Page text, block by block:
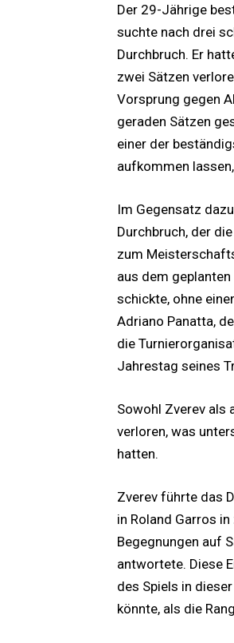
Der 29-Jährige
suchte nach drei
Durchbruch. Er
zwei Sätzen
Vorsprung gegen
geraden Sätzen
einer der
aufkommen
Im Gegensatz
Durchbruch, der
zum
aus dem
schickte, ohne
Adriano Panatta,
die
Jahrestag seines
Sowohl Zverev als
verloren, was
hatten.
Zverev führte das
in Roland Garros
Begegnungen auf
antwortete. Diese
des Spiels in
könnte, als die